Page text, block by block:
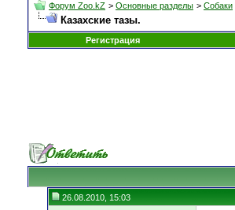
Форум Zoo.kZ > Основные разделы > Собаки
Казахские тазы.
Регистрация
26.08.2010, 15:03